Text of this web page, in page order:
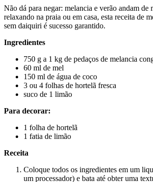
Não dá para negar: melancia e verão andam de
relaxando na praia ou em casa, esta receita de
sem daiquiri é sucesso garantido.
Ingredientes
750 g a 1 kg de pedaços de melancia
60 ml de mel
150 ml de água de coco
3 ou 4 folhas de hortelã fresca
suco de 1 limão
Para decorar:
1 folha de hortelã
1 fatia de limão
Receita
Coloque todos os ingredientes em um
um processador) e bata até obter uma